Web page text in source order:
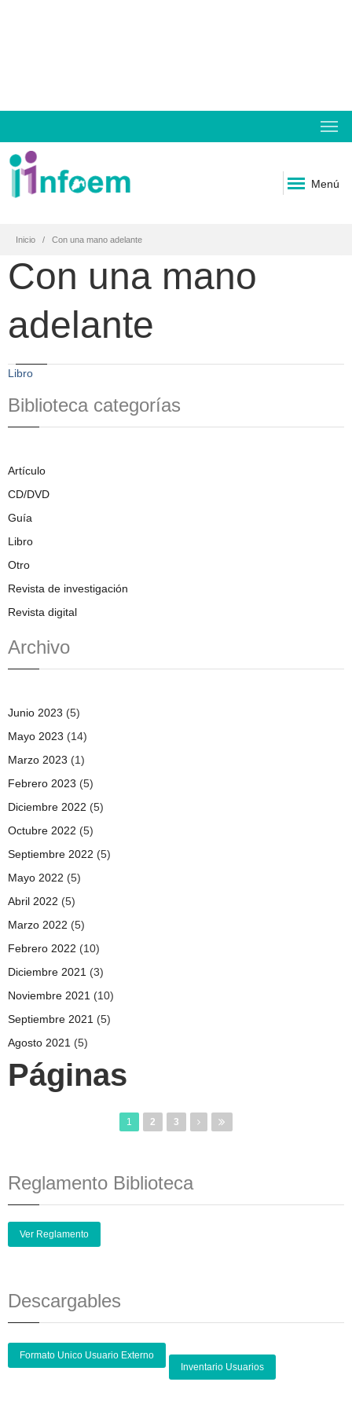
Menú
Inicio Con una mano adelante
Con una mano
adelante
Libro
Biblioteca categorías
Artículo
CD/DVD
Guía
Libro
Otro
Revista de investigación
Revista digital
Archivo
Junio 2023 (5)
Mayo 2023 (14)
Marzo 2023 (1)
Febrero 2023 (5)
Diciembre 2022 (5)
Octubre 2022 (5)
Septiembre 2022 (5)
Mayo 2022 (5)
Abril 2022 (5)
Marzo 2022 (5)
Febrero 2022 (10)
Diciembre 2021 (3)
Noviembre 2021 (10)
Septiembre 2021 (5)
Agosto 2021 (5)
Páginas
1 2 3
Reglamento Biblioteca
Ver Reglamento
Descargables
Formato Unico Usuario Externo
Inventario Usuarios